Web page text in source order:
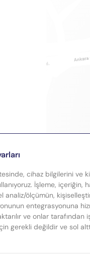
cihaz bilgilerini ve
İşleme, içeriğin,
analiz/ölçümün,
entegrasyonuna
ve onlar tarafından
için gerekli değildir ve sol